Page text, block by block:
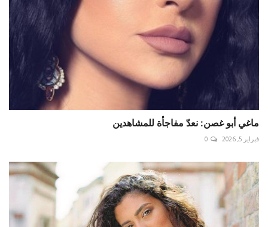
ماغي أبو غصن: نعدّ مفاجأة للمشاهدين
فبراير 5, 2026 0